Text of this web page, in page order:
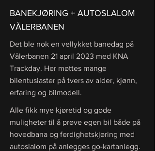
BANEKJØRING + AUTOSLALOM
VÅLERBANEN
Det ble nok en vellykket banedag på
Vålerbanen 21 april 2023 med KNA
Trackday. Her møttes mange
bilentusiaster på tvers av alder, kjønn,
erfaring og bilmodell.
Alle fikk mye kjøretid og gode
muligheter til å prøve egen bil både på
hovedbana og ferdighetskjøring med
autoslalom på anlegges go-kartanlegg.